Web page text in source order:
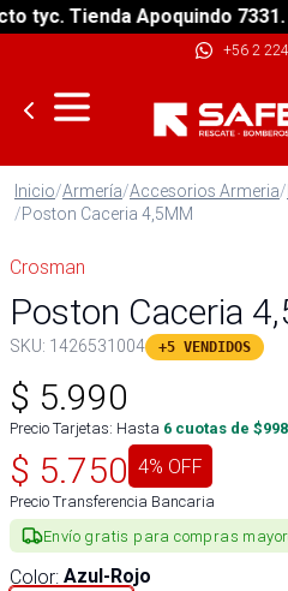
tyc. Tienda Apoquindo 7331.
+56 2
Inicio/Armería/Accesorios Armeria/
/Poston Caceria 4,5MM
Crosman
Poston Caceria
SKU: 1426531004 +5 VENDIDOS
$ 5.990
Precio Tarjetas: Hasta 6 cuotas de $998
$ 5.750 4% OFF
Precio Transferencia Bancaria
Envío gratis para compras
Color: Azul-Rojo